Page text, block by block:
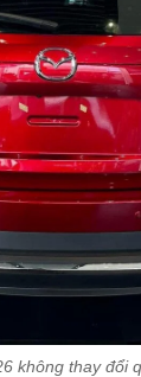
không thay đổi